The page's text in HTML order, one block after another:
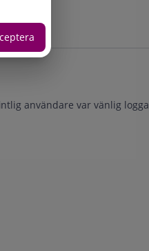
användare var vänlig logga